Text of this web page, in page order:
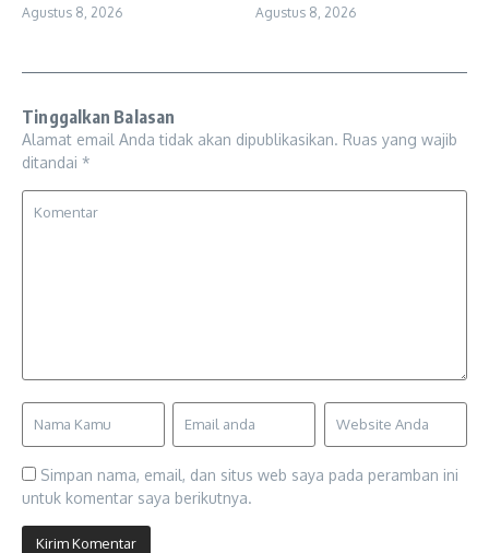
Agustus 8, 2026 Agustus 8, 2026
Tinggalkan Balasan
Alamat email Anda tidak akan dipublikasikan. Ruas yang wajib
ditandai *
Simpan nama, email, dan situs web saya pada peramban ini
untuk komentar saya berikutnya.